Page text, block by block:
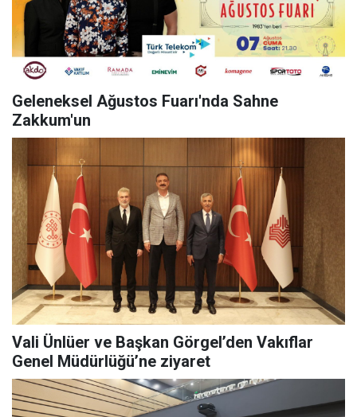
Geleneksel Ağustos Fuarı'nda Sahne
Zakkum'un
Vali Ünlüer ve Başkan Görgel’den Vakıflar
Genel Müdürlüğü’ne ziyaret